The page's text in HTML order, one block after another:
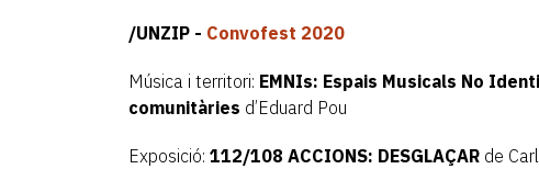
/UNZIP - Convofest 2020
Música i territori: EMNIs: Espais Musicals No
comunitàries d’Eduard Pou
Exposició: 112/108 ACCIONS: DESGLAÇAR de